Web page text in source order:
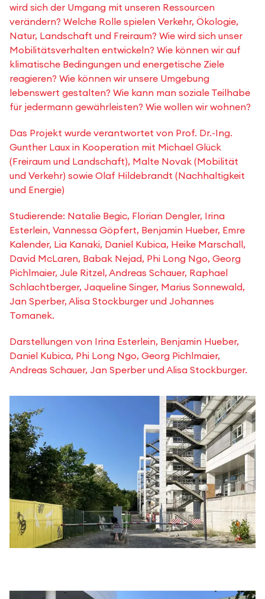
wird sich der Umgang mit unseren Ressourcen
verändern? Welche Rolle spielen Verkehr, Ökologie,
Natur, Landschaft und Freiraum? Wie wird sich unser
Mobilitätsverhalten entwickeln? Wie können wir auf
klimatische Bedingungen und energetische Ziele
reagieren? Wie können wir unsere Umgebung
lebenswert gestalten? Wie kann man soziale Teilhabe
für jedermann gewährleisten? Wie wollen wir wohnen?
Das Projekt wurde verantwortet von Prof. Dr.-Ing.
Gunther Laux in Kooperation mit Michael Glück
(Freiraum und Landschaft), Malte Novak (Mobilität
und Verkehr) sowie Olaf Hildebrandt (Nachhaltigkeit
und Energie)
Studierende: Natalie Begic, Florian Dengler, Irina
Esterlein, Vannessa Göpfert, Benjamin Hueber, Emre
Kalender, Lia Kanaki, Daniel Kubica, Heike Marschall,
David McLaren, Babak Nejad, Phi Long Ngo, Georg
Pichlmaier, Jule Ritzel, Andreas Schauer, Raphael
Schlachtberger, Jaqueline Singer, Marius Sonnewald,
Jan Sperber, Alisa Stockburger und Johannes
Tomanek.
Darstellungen von Irina Esterlein, Benjamin Hueber,
Daniel Kubica, Phi Long Ngo, Georg Pichlmaier,
Andreas Schauer, Jan Sperber und Alisa Stockburger.